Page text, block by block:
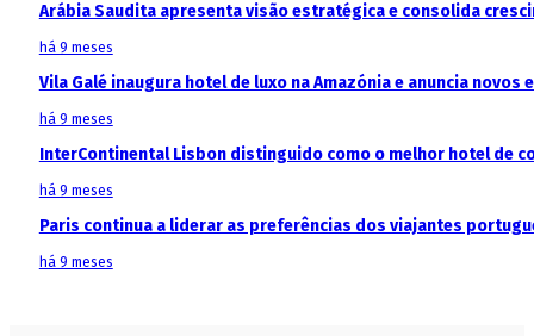
Arábia Saudita apresenta visão estratégica e consolida
há 9 meses
Vila Galé inaugura hotel de luxo na Amazónia e anuncia
há 9 meses
InterContinental Lisbon distinguido como o melhor hotel de
há 9 meses
Paris continua a liderar as preferências dos viajantes
há 9 meses